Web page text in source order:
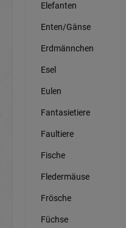
Elefanten
Enten/Gänse
Erdmännchen
Esel
Eulen
Fantasietiere
Faultiere
Fische
Fledermäuse
Frösche
Füchse